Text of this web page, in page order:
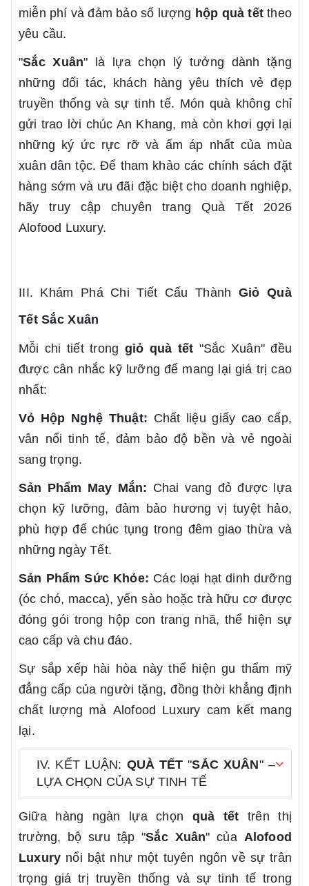
miễn phí và đảm bảo số lượng hộp quà tết theo
yêu cầu.
"Sắc Xuân" là lựa chọn lý tưởng dành tặng
những đối tác, khách hàng yêu thích vẻ đẹp
truyền thống và sự tinh tế. Món quà không chỉ
gửi trao lời chúc An Khang, mà còn khơi gợi lại
những ký ức rực rỡ và ấm áp nhất của mùa
xuân dân tộc. Để tham khảo các chính sách đặt
hàng sớm và ưu đãi đặc biệt cho doanh nghiệp,
hãy truy cập chuyên trang Quà Tết 2026
Alofood Luxury.
III. Khám Phá Chi Tiết Cấu Thành Giỏ Quà
Tết Sắc Xuân
Mỗi chi tiết trong giỏ quà tết "Sắc Xuân" đều
được cân nhắc kỹ lưỡng để mang lại giá trị cao
nhất:
Vỏ Hộp Nghệ Thuật: Chất liệu giấy cao cấp,
vân nổi tinh tế, đảm bảo độ bền và vẻ ngoài
sang trọng.
Sản Phẩm May Mắn: Chai vang đỏ được lựa
chọn kỹ lưỡng, đảm bảo hương vị tuyệt hảo,
phù hợp để chúc tụng trong đêm giao thừa và
những ngày Tết.
Sản Phẩm Sức Khỏe: Các loại hạt dinh dưỡng
(óc chó, macca), yến sào hoặc trà hữu cơ được
đóng gói trong hộp con trang nhã, thể hiện sự
cao cấp và chu đáo.
Sự sắp xếp hài hòa này thể hiện gu thẩm mỹ
đẳng cấp của người tặng, đồng thời khẳng định
chất lượng mà Alofood Luxury cam kết mang
lại.
IV. KẾT LUẬN: QUÀ TẾT "SẮC XUÂN" –
LỰA CHỌN CỦA SỰ TINH TẾ
Giữa hàng ngàn lựa chọn quà tết trên thị
trường, bộ sưu tập "Sắc Xuân" của Alofood
Luxury nổi bật như một tuyên ngôn về sự trân
trọng giá trị truyền thống và sự tinh tế trong